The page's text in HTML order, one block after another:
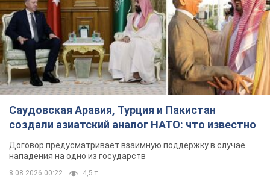
Саудовская Аравия, Турция и Пакистан
создали азиатский аналог НАТО: что известно
Договор предусматривает взаимную поддержку в случае
нападения на одно из государств
8.08.2026 00:22 4,5 т.